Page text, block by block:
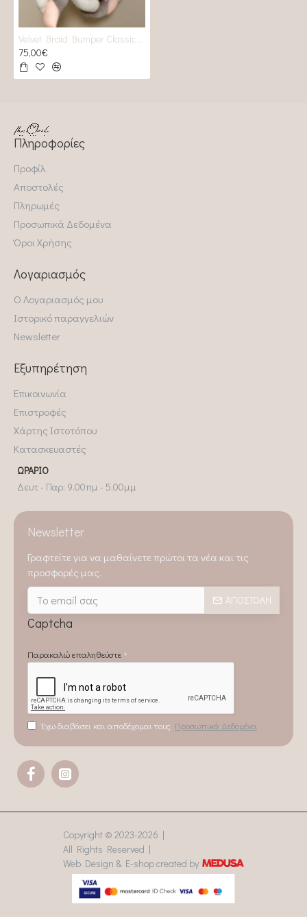
Velvet Braid Bumper Classic Salmon pink _ white_ light grey
75,00€
Πληροφορίες
Προφίλ
Αποστολές
Πληρωμές
Προσωπικά Δεδομένα
Όροι Χρήσης
Λογαριασμός
Ο Λογαριασμός μου
Ιστορικό παραγγελιών
Newsletter
Εξυπηρέτηση
Επικοινωνία
Επιστροφές
Χάρτης Ιστοτόπου
Κατασκευαστές
ΩΡΆΡΙΟ
Δευτ - Παρ: 9.00πμ - 5.00μμ
Newsletter
Γραφτείτε για να μαθαίνετε πρώτοι τα νέα και τις
προσφορές μας.
ΑΠΟΣΤΟΛΉ
Captcha
Παρακαλώ επαληθεύστε
Έχω διαβάσει και αποδέχομαι τους Προσωπικά Δεδομένα
Copyright © 2023-2026 |
All Rights Reserved |
Web Design & E-shop created by